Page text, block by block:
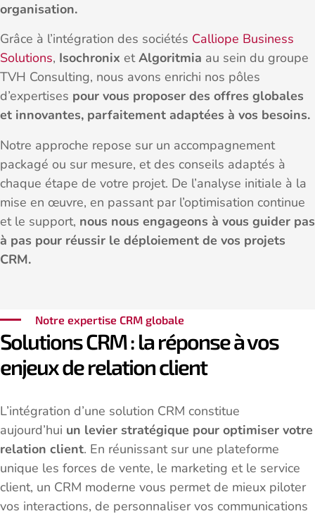
organisation.
Grâce à l’intégration des sociétés Calliope Business
Solutions, Isochronix etAlgoritmia au sein du groupe
TVH Consulting, nous avons enrichi nos pôles
d’expertises pour vous proposer des offres globales
et innovantes, parfaitement adaptées à vos besoins.
Notre approche repose sur un accompagnement
packagé ou sur mesure, et des conseils adaptés à
chaque étape de votre projet. De l’analyse initiale à la
mise en œuvre, en passant par l’optimisation continue
et le support, nous nous engageons à vous guider pas
à pas pour réussir le déploiement de vos projets
CRM.
Notre expertise CRM globale
Solutions CRM : la réponse à vos
enjeux de relation client
L’intégration d’une solution CRM constitue
aujourd’hui un levier stratégique pour optimiser votre
relation client. En réunissant sur une plateforme
unique les forces de vente, le marketing et le service
client, un CRM moderne vous permet de mieux piloter
vos interactions, de personnaliser vos communications